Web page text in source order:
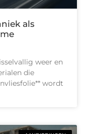
als
weer en
die
wordt